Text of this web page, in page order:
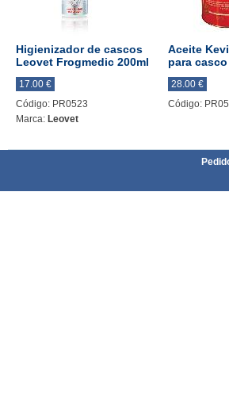
Higienizador de cascos
Leovet Frogmedic 200ml
17.00 €
Código: PR0523
Marca: Leovet
Aceite
para
28.00 €
Código: